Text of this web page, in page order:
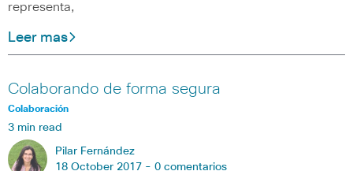
representa,
Leer mas
Colaborando de forma segura
Colaboración
3 min read
Pilar Fernández
18 October 2017 - 0 comentarios